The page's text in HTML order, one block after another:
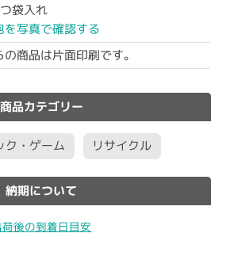
袋入れ
写真で確認する
の商品は片面印刷です。
商品カテゴリー
ク・ゲーム リサイクル
納期について
荷後の到着日目安